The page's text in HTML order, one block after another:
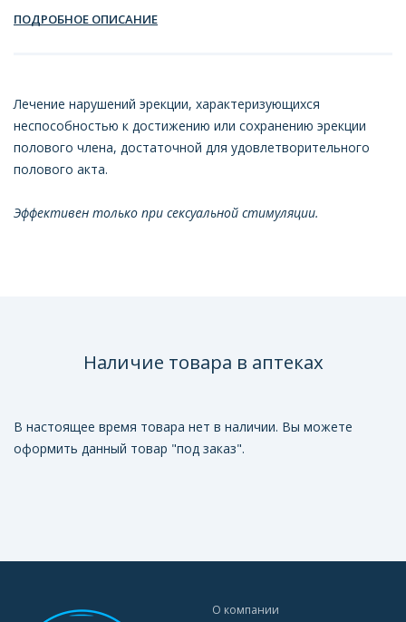
ПОДРОБНОЕ ОПИСАНИЕ
Лечение нарушений эрекции, характеризующихся
неспособностью к достижению или сохранению эрекции
полового члена, достаточной для удовлетворительного
полового акта.
Эффективен только при сексуальной стимуляции.
Наличие товара в аптеках
В настоящее время товара нет в наличии. Вы можете
оформить данный товар "под заказ".
О компании